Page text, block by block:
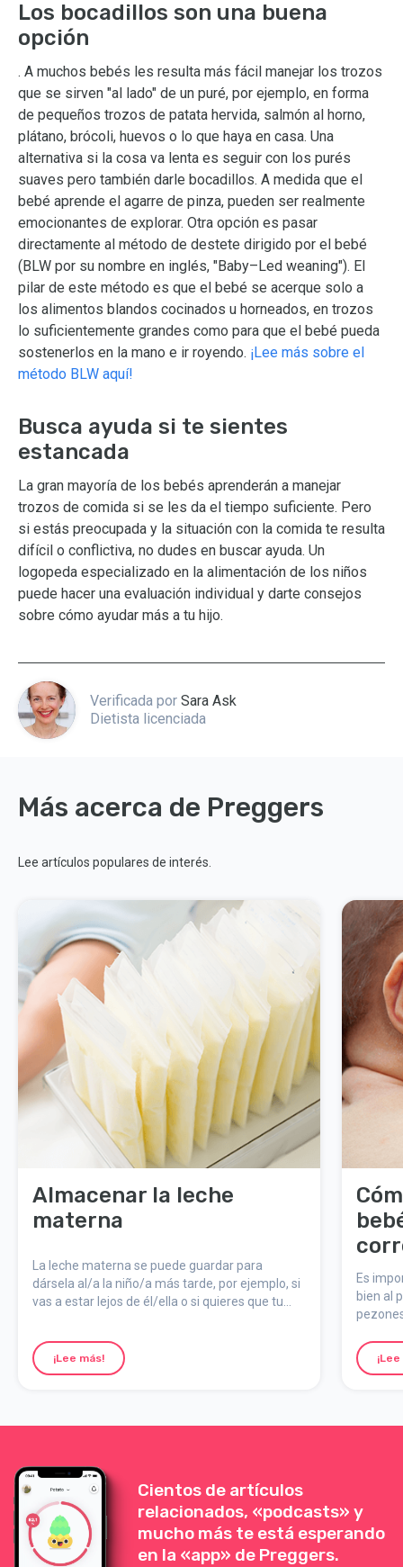
Los bocadillos son una buena
opción
. A muchos bebés les resulta más fácil manejar los trozos
que se sirven "al lado" de un puré, por ejemplo, en forma
de pequeños trozos de patata hervida, salmón al horno,
plátano, brócoli, huevos o lo que haya en casa. Una
alternativa si la cosa va lenta es seguir con los purés
suaves pero también darle bocadillos. A medida que el
bebé aprende el agarre de pinza, pueden ser realmente
emocionantes de explorar. Otra opción es pasar
directamente al método de destete dirigido por el bebé
(BLW por su nombre en inglés, "Baby–Led weaning"). El
pilar de este método es que el bebé se acerque solo a
los alimentos blandos cocinados u horneados, en trozos
lo suficientemente grandes como para que el bebé pueda
sostenerlos en la mano e ir royendo. ¡Lee más sobre el
método BLW aquí!
Busca ayuda si te sientes
estancada
La gran mayoría de los bebés aprenderán a manejar
trozos de comida si se les da el tiempo suficiente. Pero
si estás preocupada y la situación con la comida te resulta
difícil o conflictiva, no dudes en buscar ayuda. Un
logopeda especializado en la alimentación de los niños
puede hacer una evaluación individual y darte consejos
sobre cómo ayudar más a tu hijo.
Verificada por Sara Ask
Dietista licenciada
Más acerca de Preggers
Lee artículos populares de interés.
Almacenar la leche
materna
La leche materna se puede guardar para
dársela al/a la niño/a más tarde, por ejemplo, si
vas a estar lejos de él/ella o si quieres que tu
evitar que las bacterias proliferen en la leche
almacenada, es importante que esta se
manipule y se guarde adecuadamente.
¡Lee más!
Es
bien al
así
Cientos de artículos
relacionados, «podcasts» y
mucho más te está esperando
en la «app» de Preggers.